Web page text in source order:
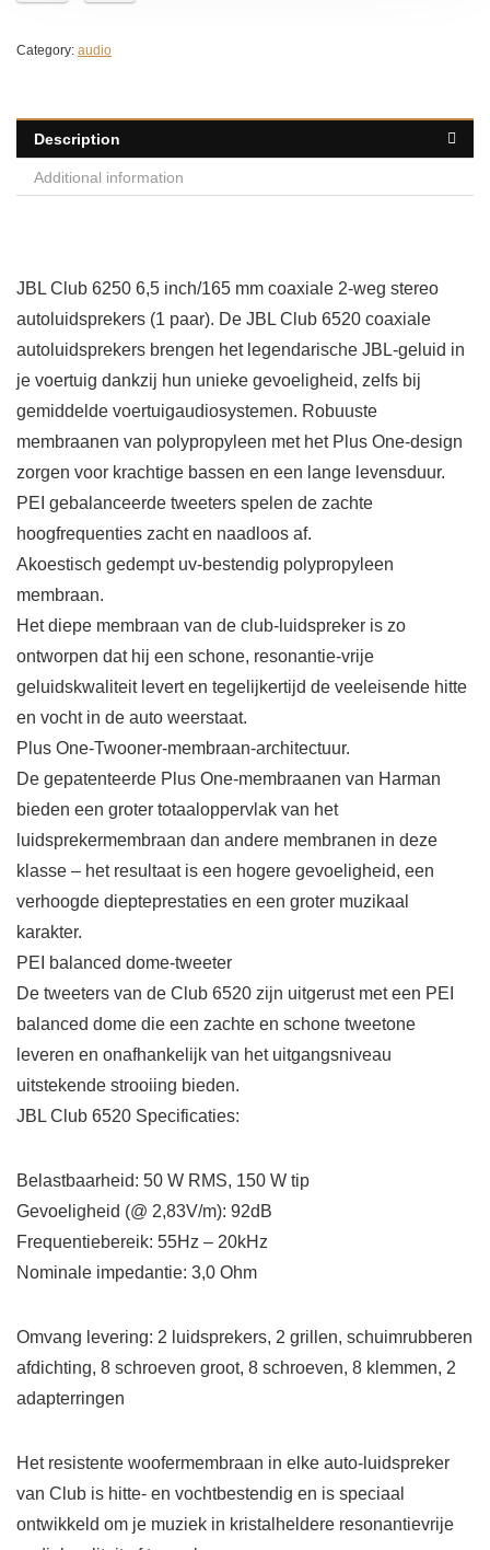
Category: audio
Description
Additional information
JBL Club 6250 6,5 inch/165 mm coaxiale 2-weg stereo
autoluidsprekers (1 paar). De JBL Club 6520 coaxiale
autoluidsprekers brengen het legendarische JBL-geluid in
je voertuig dankzij hun unieke gevoeligheid, zelfs bij
gemiddelde voertuigaudiosystemen. Robuuste
membraanen van polypropyleen met het Plus One-design
zorgen voor krachtige bassen en een lange levensduur.
PEI gebalanceerde tweeters spelen de zachte
hoogfrequenties zacht en naadloos af.
Akoestisch gedempt uv-bestendig polypropyleen
membraan.
Het diepe membraan van de club-luidspreker is zo
ontworpen dat hij een schone, resonantie-vrije
geluidskwaliteit levert en tegelijkertijd de veeleisende hitte
en vocht in de auto weerstaat.
Plus One-Twooner-membraan-architectuur.
De gepatenteerde Plus One-membraanen van Harman
bieden een groter totaaloppervlak van het
luidsprekermembraan dan andere membranen in deze
klasse – het resultaat is een hogere gevoeligheid, een
verhoogde diepteprestaties en een groter muzikaal
karakter.
PEI balanced dome-tweeter
De tweeters van de Club 6520 zijn uitgerust met een PEI
balanced dome die een zachte en schone tweetone
leveren en onafhankelijk van het uitgangsniveau
uitstekende strooiing bieden.
JBL Club 6520 Specificaties:
Belastbaarheid: 50 W RMS, 150 W tip
Gevoeligheid (@ 2,83V/m): 92dB
Frequentiebereik: 55Hz – 20kHz
Nominale impedantie: 3,0 Ohm
Omvang levering: 2 luidsprekers, 2 grillen, schuimrubberen
afdichting, 8 schroeven groot, 8 schroeven, 8 klemmen, 2
adapterringen
Het resistente woofermembraan in elke auto-luidspreker
van Club is hitte- en vochtbestendig en is speciaal
ontwikkeld om je muziek in kristalheldere resonantievrije